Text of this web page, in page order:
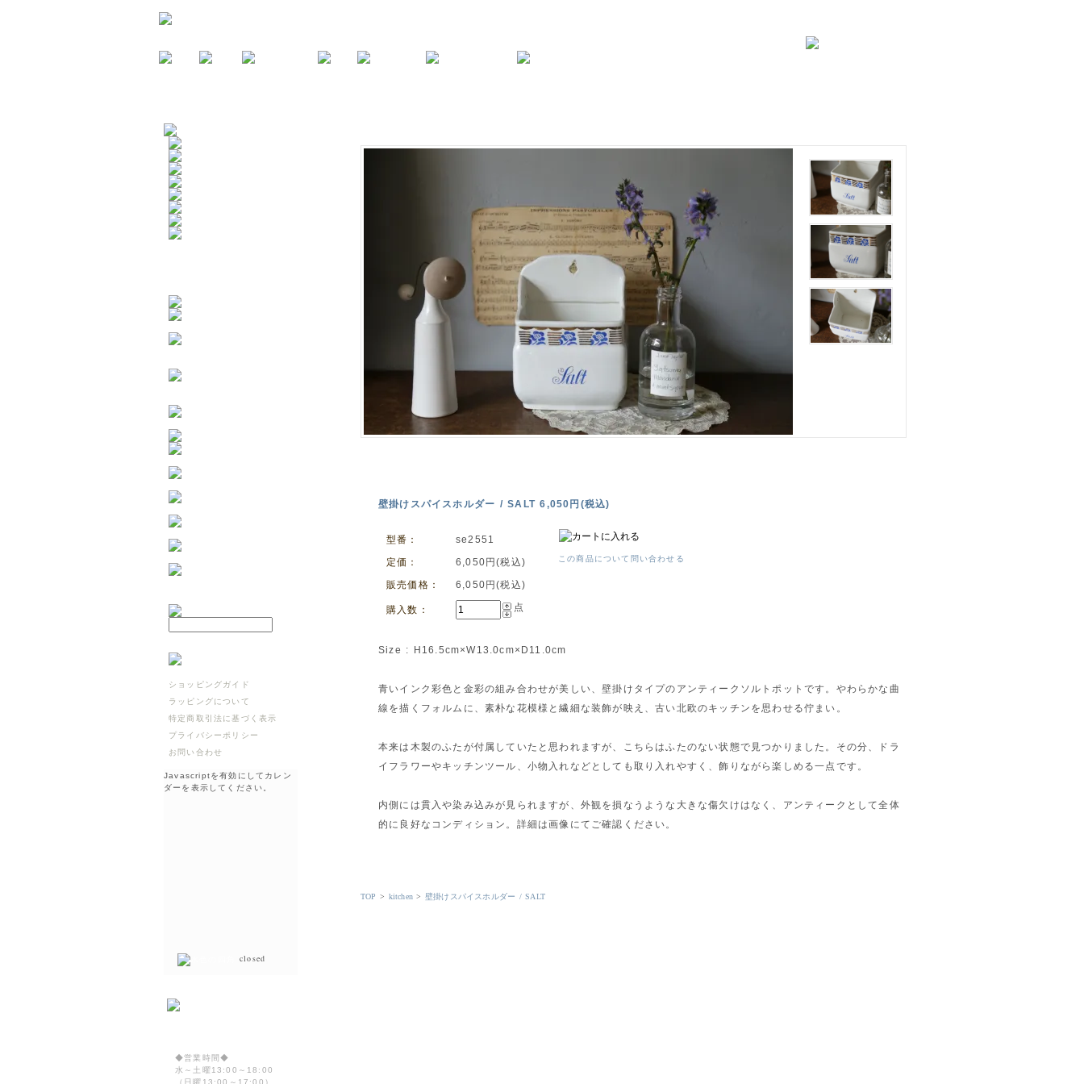
壁掛けスパイスホルダー / SALT 6,050円(税込)
型番：
se2551
定価：
6,050円(税込)
販売価格：
6,050円(税込)
購入数： 点
この商品について問い合わせる
Size : H16.5cm×W13.0cm×D11.0cm
青いインク彩色と金彩の組み合わせが美しい、壁掛けタイプのアンティークソルトポットです。やわらかな曲
線を描くフォルムに、素朴な花模様と繊細な装飾が映え、古い北欧のキッチンを思わせる佇まい。
本来は木製のふたが付属していたと思われますが、こちらはふたのない状態で見つかりました。その分、ドラ
イフラワーやキッチンツール、小物入れなどとしても取り入れやすく、飾りながら楽しめる一点です。
内側には貫入や染み込みが見られますが、外観を損なうような大きな傷欠けはなく、アンティークとして全体
的に良好なコンディション。詳細は画像にてご確認ください。
TOP > kitchen >壁掛けスパイスホルダー / SALT
ショッピングガイド
ラッピングについて
特定商取引法に基づく表示
プライバシーポリシー
お問い合わせ
Javascriptを有効にしてカレン
ダーを表示してください。
closed
◆営業時間◆
水～土曜13:00～18:00
（日曜13:00～17:00）